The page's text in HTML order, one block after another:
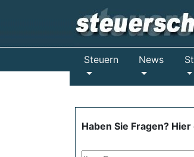
Steuern News
Haben Sie Fragen?